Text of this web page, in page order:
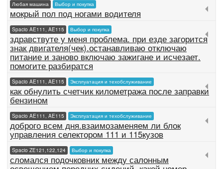
Любая машина Выбор и покупка
мокрый пол под ногами водителя
Spacio AE111, AE115 Выбор и покупка
здравствуте у меня проблема. при езде загорится
знак двигателя(чек).останавливаю отключаю
питание и заново включаю зажигане и исчезает.
помогите разбиратся
Spacio AE111, AE115 Эксплуатация и техобслуживание
как обнулить счетчик километража после заправки
бензином
Spacio AE111, AE115 Эксплуатация и техобслуживание
доброго всем дня.взаимозаменяем ли блок
управления селектором 111 и 115кузов
Spacio ZE121,122,124 Выбор и покупка
сломался подочковник между салонным